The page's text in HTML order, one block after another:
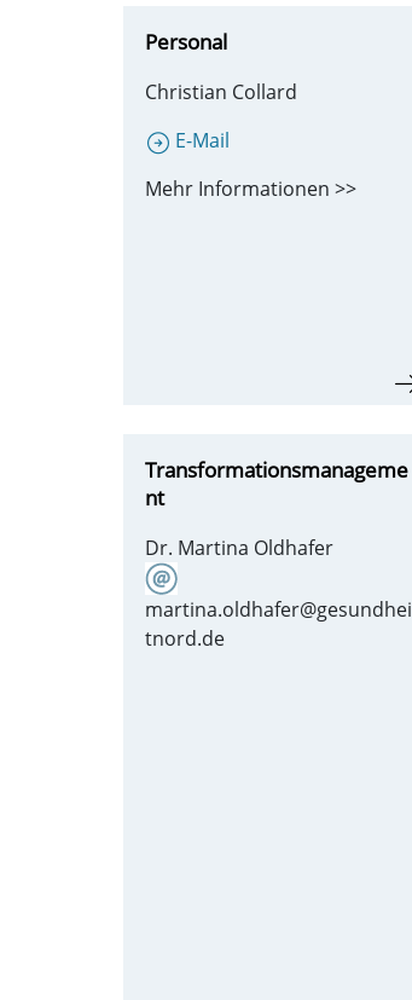
Personal
Christian Collard
E-Mail
Mehr Informationen >>
Transformationsmanageme
nt
Dr. Martina Oldhafer
martina.oldhafer@gesundhei
tnord.de